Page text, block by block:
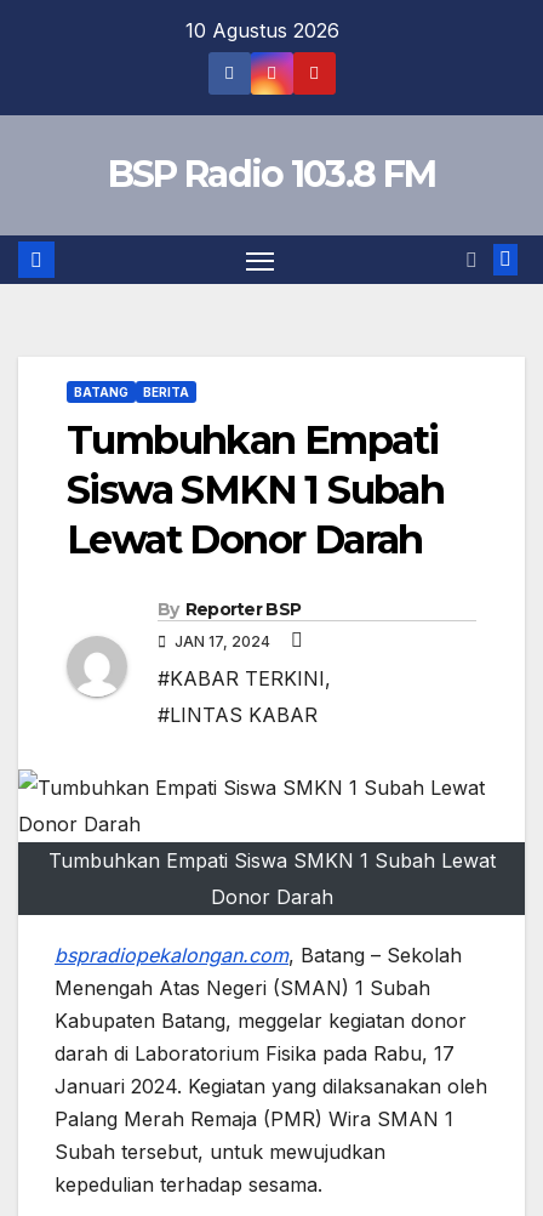
10 Agustus 2026
BSP Radio 103.8 FM
BATANG BERITA
Tumbuhkan Empati
Siswa SMKN 1 Subah
Lewat Donor Darah
By Reporter BSP
JAN 17, 2024
#KABAR TERKINI,
#LINTAS KABAR
Tumbuhkan Empati Siswa SMKN 1 Subah Lewat
Donor Darah
bspradiopekalongan.com, Batang – Sekolah
Menengah Atas Negeri (SMAN) 1 Subah
Kabupaten Batang, meggelar kegiatan donor
darah di Laboratorium Fisika pada Rabu, 17
Januari 2024. Kegiatan yang dilaksanakan oleh
Palang Merah Remaja (PMR) Wira SMAN 1
Subah tersebut, untuk mewujudkan
kepedulian terhadap sesama.